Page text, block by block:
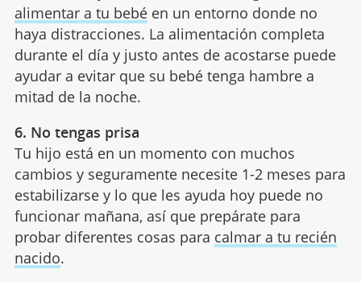
alimentar a tu bebéen un entorno donde no
haya distracciones. La alimentación completa
durante el día y justo antes de acostarse puede
ayudar a evitar que su bebé tenga hambre a
mitad de la noche.
6. No tengas prisa
Tu hijo está en un momento con muchos
cambios y seguramente necesite 1-2 meses para
estabilizarse y lo que les ayuda hoy puede no
funcionar mañana, así que prepárate para
probar diferentes cosas para calmar a tu recién
nacido.